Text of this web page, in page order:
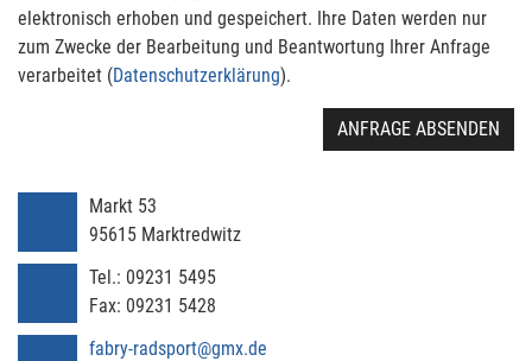
elektronisch erhoben und gespeichert. Ihre Daten werden nur
zum Zwecke der Bearbeitung und Beantwortung Ihrer Anfrage
verarbeitet (Datenschutzerklärung).
ANFRAGE ABSENDEN
Markt 53
95615 Marktredwitz
Tel.: 09231 5495
Fax: 09231 5428
fabry-radsport@gmx.de